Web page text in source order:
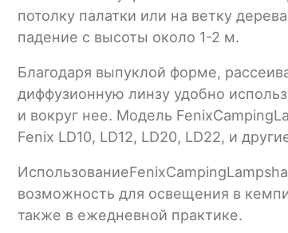
потолку палатки или на ветку
падение с высоты около 1-2 м.
Благодаря выпуклой форме,
диффузионную линзу удобно
и вокруг нее. Модель
Fenix LD10, LD12, LD20, LD22, и
возможность для освещения в
также в ежедневной практике.